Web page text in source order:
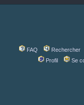
FAQ
Rechercher
Profil
Se